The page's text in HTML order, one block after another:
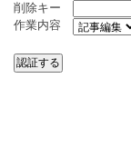
削除キー
作業内容